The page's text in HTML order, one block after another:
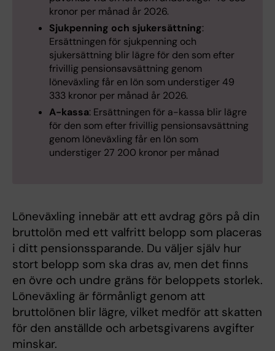
kronor per månad år 2026.
Sjukpenning och sjukersättning:
Ersättningen för sjukpenning och
sjukersättning blir lägre för den som efter
frivillig pensionsavsättning genom
löneväxling får en lön som understiger 49
333 kronor per månad år 2026.
A-kassa: Ersättningen för a-kassa blir lägre
för den som efter frivillig pensionsavsättning
genom löneväxling får en lön som
understiger 27 200 kronor per månad
Löneväxling innebär att ett avdrag görs på din
bruttolön med ett valfritt belopp som placeras
i ditt pensionssparande. Du väljer själv hur
stort belopp som ska dras av, men det finns
en övre och undre gräns för beloppets storlek.
Löneväxling är förmånligt genom att
bruttolönen blir lägre, vilket medför att skatten
för den anställde och arbetsgivarens avgifter
minskar.